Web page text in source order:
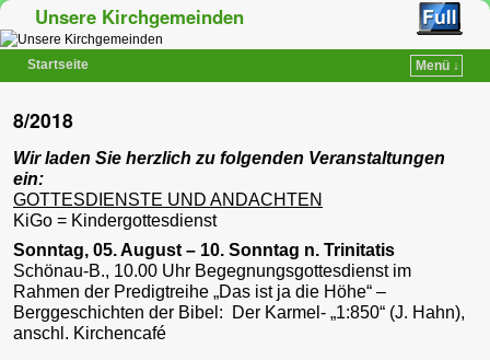
Unsere Kirchgemeinden
Startseite
Menü ↓
8/2018
Wir laden Sie herzlich zu folgenden Veranstaltungen
ein:
GOTTESDIENSTE UND ANDACHTEN
KiGo = Kindergottesdienst
Sonntag, 05. August – 10. Sonntag n. Trinitatis
Schönau-B., 10.00 Uhr Begegnungsgottesdienst im
Rahmen der Predigtreihe „Das ist ja die Höhe“ –
Berggeschichten der Bibel: Der Karmel- „1:850“ (J. Hahn),
anschl. Kirchencafé